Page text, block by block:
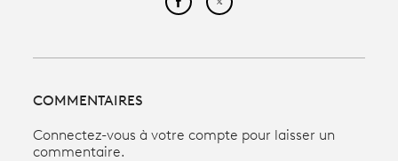
Partager cet article sur
Partager cet article sur
COMMENTAIRES
Connectez-vous à votre compte pour laisser un
commentaire.